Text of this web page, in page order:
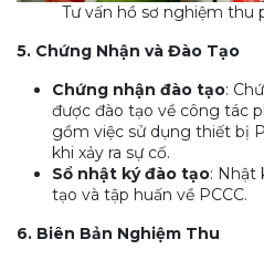
Tư vấn hồ sơ nghiệm thu
5. Chứng Nhận và Đào Tạo
Chứng nhận đào tạo:
được đào tạo về công tác
gồm việc sử dụng thiết bị
khi xảy ra sự cố.
Sổ nhật ký đào tạo: Nhật
tạo và tập huấn về PCCC.
6. Biên Bản Nghiệm Thu